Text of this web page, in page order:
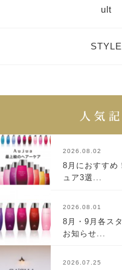
ult
STYLE
2026.08.02
8月におすすめ
ュア3選...
2026.08.01
8月・9月各ス
お知らせ...
2026.07.25